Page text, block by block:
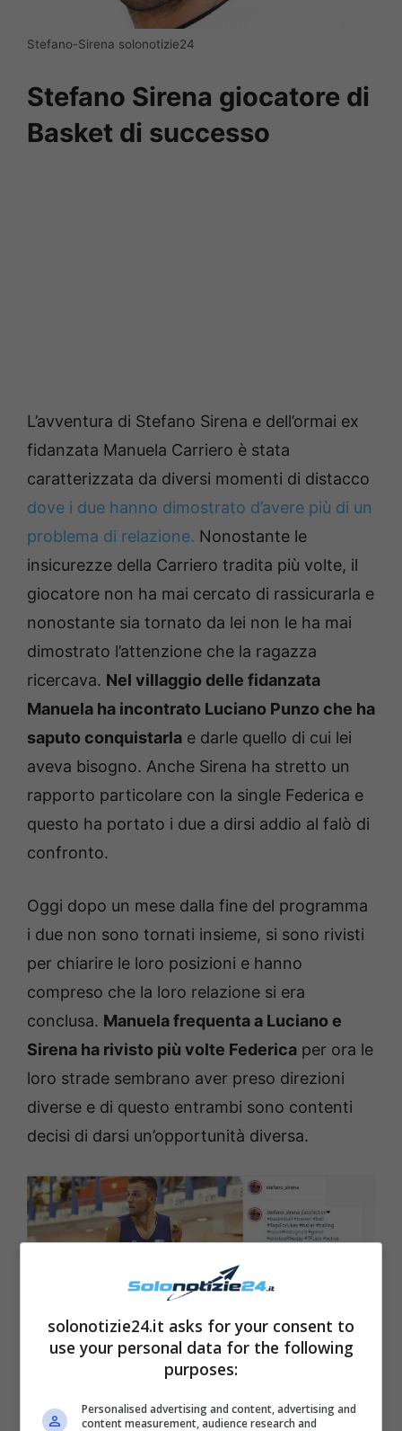
Stefano-Sirena solonotizie24
Stefano Sirena giocatore di
Basket di successo
L’avventura di Stefano Sirena e dell’ormai ex
fidanzata Manuela Carriero è stata
caratterizzata da diversi momenti di distacco
dove i due hanno dimostrato d’avere più di un
problema di relazione. Nonostante le
insicurezze della Carriero tradita più volte, il
giocatore non ha mai cercato di rassicurarla e
nonostante sia tornato da lei non le ha mai
dimostrato l’attenzione che la ragazza
ricercava. Nel villaggio delle fidanzata
Manuela ha incontrato Luciano Punzo che ha
saputo conquistarla e darle quello di cui lei
aveva bisogno. Anche Sirena ha stretto un
rapporto particolare con la single Federica e
questo ha portato i due a dirsi addio al falò di
confronto.
Oggi dopo un mese dalla fine del programma
i due non sono tornati insieme, si sono rivisti
per chiarire le loro posizioni e hanno
compreso che la loro relazione si era
conclusa. Manuela frequenta a Luciano e
Sirena ha rivisto più volte Federica per ora le
loro strade sembrano aver preso direzioni
diverse e di questo entrambi sono contenti
decisi di darsi un’opportunità diversa.
solonotizie24.it asks for your consent to
use your personal data for the following
purposes:
Personalised advertising and content, advertising and
content measurement, audience research and